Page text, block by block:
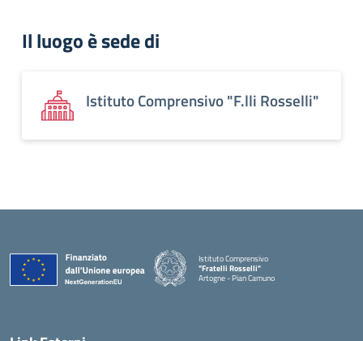
Il luogo è sede di
Istituto Comprensivo "F.lli Rosselli"
Istituto Comprensivo
"Fratelli Rosselli"
Artogne - Pian Camuno
— Visita la pagina iniziale della scuola